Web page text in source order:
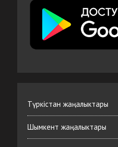
Түркістан жаңалыктары
Шымкент жаңалыктары